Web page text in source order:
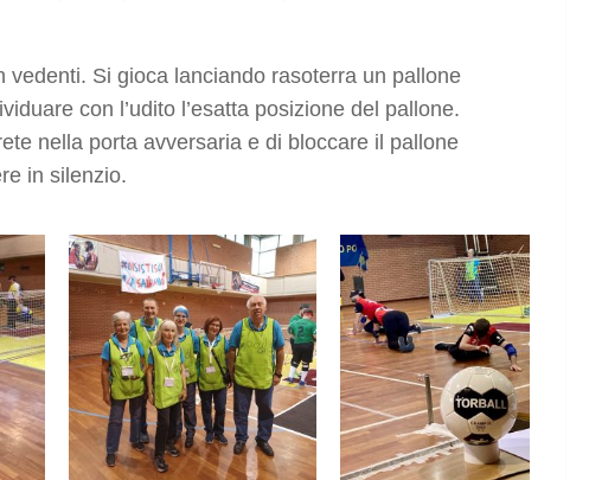
Si gioca lanciando rasoterra un pallone
con l’udito l’esatta posizione del pallone.
nella porta avversaria e di bloccare il pallone
in silenzio.